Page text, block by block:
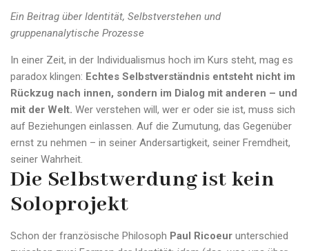
Ein Beitrag über Identität, Selbstverstehen und
gruppenanalytische Prozesse
In einer Zeit, in der Individualismus hoch im Kurs steht, mag es
paradox klingen: Echtes Selbstverständnis entsteht nicht im
Rückzug nach innen, sondern im Dialog mit anderen – und
mit der Welt. Wer verstehen will, wer er oder sie ist, muss sich
auf Beziehungen einlassen. Auf die Zumutung, das Gegenüber
ernst zu nehmen – in seiner Andersartigkeit, seiner Fremdheit,
seiner Wahrheit.
Die Selbstwerdung ist kein
Soloprojekt
Schon der französische Philosoph Paul Ricoeur unterschied